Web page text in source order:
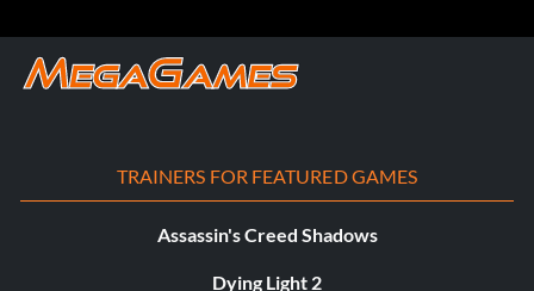
TRAINERS FOR FEATURED GAMES
Assassin's Creed Shadows
Dying Light 2